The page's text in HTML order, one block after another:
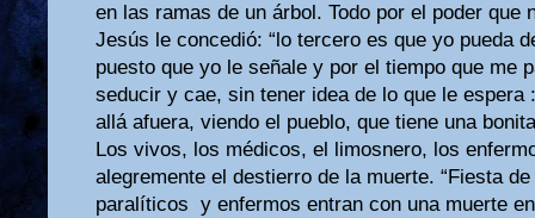
en las ramas de un árbol. Todo por el poder que
Jesús le concedió: “lo tercero es que yo pueda
puesto que yo le señale y por el tiempo que me
seducir y cae, sin tener idea de lo que le espera
allá afuera, viendo el pueblo, que tiene una bonita
Los vivos, los médicos, el limosnero, los
alegremente el destierro de la muerte. “Fiesta
paralíticos y enfermos entran con una muerte